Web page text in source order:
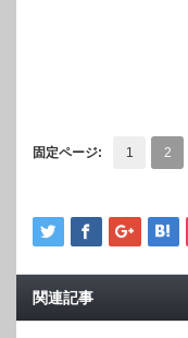
固定ページ: 1 2
関連記事